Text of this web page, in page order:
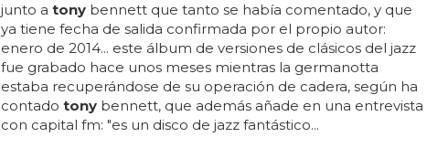
junto a tonybennett que tanto se había comentado, y que
ya tiene fecha de salida confirmada por el propio autor:
enero de 2014... este álbum de versiones de clásicos del jazz
fue grabado hace unos meses mientras la germanotta
estaba recuperándose de su operación de cadera, según ha
contado tonybennett, que además añade en una entrevista
con capital fm: "es un disco de jazz fantástico...